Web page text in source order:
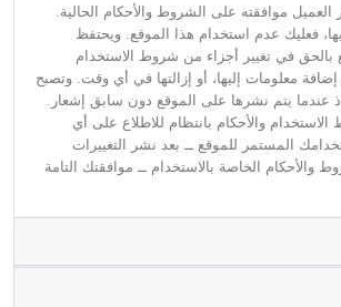
العميل موافقته على الشروط والأحكام الحالية.
فعليك عدم استخدام هذا الموقع. ويحتفظ
بالحق في تغيير أجزاء من شروط الاستخدام
إضافة معلومات إليها، أو إزالتها في أي وقت. وتصبح
عندما يتم نشرها على الموقع دون سابق إشعار.
والأحكام بانتظام للاطلاع على أي
المستمر للموقع ــ بعد نشر التغييرات
والأحكام الخاصة بالاستخدام ــ موافقتك التامة